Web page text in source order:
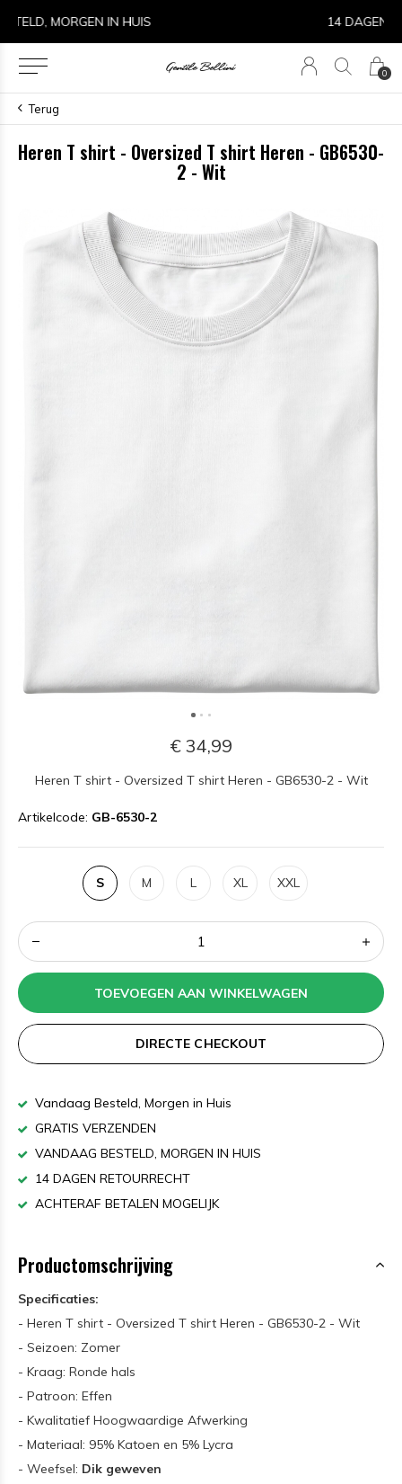
0
14 DAGEN RETOURRECHT
Terug
Heren T shirt - Oversized T shirt Heren - GB6530-
2 - Wit
€ 34,99
Heren T shirt - Oversized T shirt Heren - GB6530-2 - Wit
Artikelcode: GB-6530-2
S M L XL XXL
TOEVOEGEN AAN WINKELWAGEN
DIRECTE CHECKOUT
Vandaag Besteld, Morgen in Huis
GRATIS VERZENDEN
VANDAAG BESTELD, MORGEN IN HUIS
14 DAGEN RETOURRECHT
ACHTERAF BETALEN MOGELIJK
Productomschrijving
Specificaties:
- Heren T shirt - Oversized T shirt Heren - GB6530-2 - Wit
- Seizoen: Zomer
- Kraag: Ronde hals
- Patroon: Effen
- Kwalitatief Hoogwaardige Afwerking
- Materiaal: 95% Katoen en 5% Lycra
- Weefsel: Dik geweven